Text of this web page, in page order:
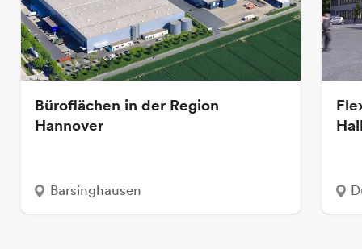
Büroflächen in der Region
Hannover
Barsinghausen